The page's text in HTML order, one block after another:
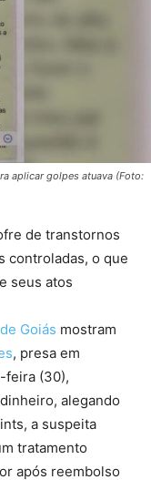
aplicar golpes atuava (Foto:
de transtornos
controladas, o que
seus atos
Goiás mostram
, presa em
feira (30),
alegando
a suspeita
tratamento
após reembolso